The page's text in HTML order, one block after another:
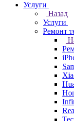
Услуги
Назад
Услуги
Ремонт